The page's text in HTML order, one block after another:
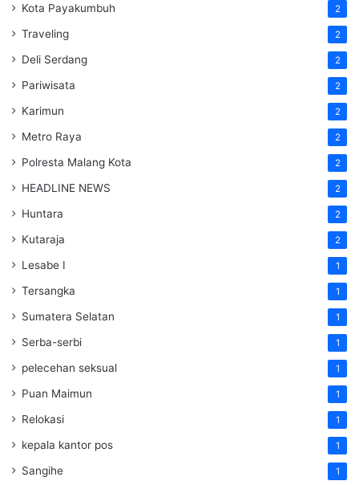
Kota Payakumbuh 2
Traveling 2
Deli Serdang 2
Pariwisata 2
Karimun 2
Metro Raya 2
Polresta Malang Kota 2
HEADLINE NEWS 2
Huntara 2
Kutaraja 2
Lesabe I 1
Tersangka 1
Sumatera Selatan 1
Serba-serbi 1
pelecehan seksual 1
Puan Maimun 1
Relokasi 1
kepala kantor pos 1
Sangihe 1